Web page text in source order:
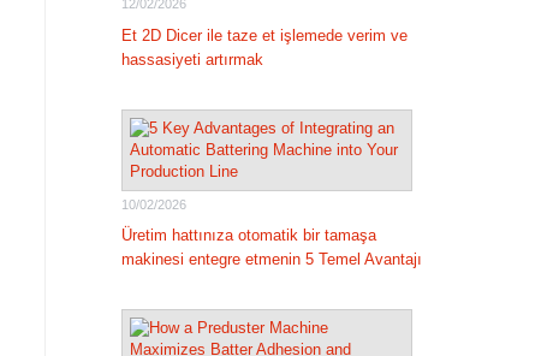
12/02/2026
Et 2D Dicer ile taze et işlemede verim ve
hassasiyeti artırmak
10/02/2026
Üretim hattınıza otomatik bir tamaşa
makinesi entegre etmenin 5 Temel Avantajı